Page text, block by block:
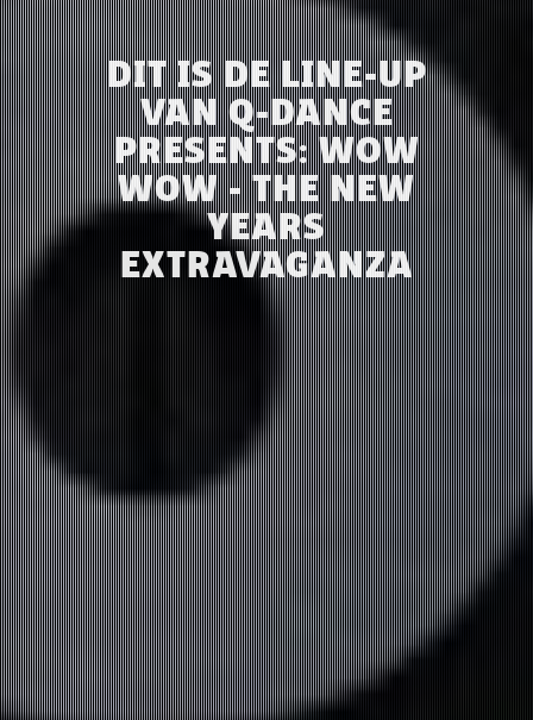
DIT IS DE LINE-UP
VAN Q-DANCE
PRESENTS: WOW
WOW - THE NEW
YEARS
EXTRAVAGANZA